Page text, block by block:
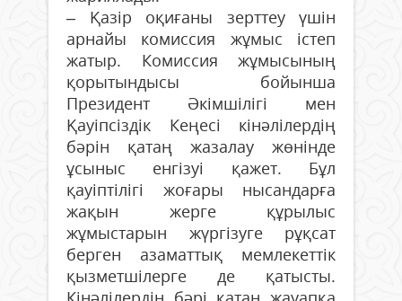
– Қазір оқиғаны зерттеу үшін
арнайы комиссия жұмыс істеп
жатыр. Комиссия жұмысының
қорытындысы бойынша
Президент Әкімшілігі мен
Қауіпсіздік Кеңесі кінәлілердің
бәрін қатаң жазалау жөнінде
ұсыныс енгізуі қажет. Бұл
қауіптілігі жоғары нысандарға
жақын жерге құрылыс
жұмыстарын жүргізуге рұқсат
берген азаматтық мемлекеттік
қызметшілерге де қатысты.